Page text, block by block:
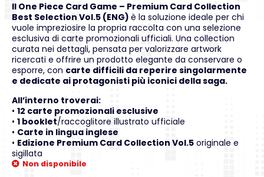
Il One Piece Card Game – Premium Card Collection
Best Selection Vol.5 (ENG) è la soluzione ideale per chi
vuole impreziosire la propria raccolta con una selezione
esclusiva di carte promozionali ufficiali. Una collection
curata nei dettagli, pensata per valorizzare artwork
ricercati e offrire un prodotto elegante da conservare o
esporre, con carte difficili da reperire singolarmente
e dedicate ai protagonisti più iconici della saga.
All’interno troverai:
• 12 carte promozionali esclusive
• 1 booklet/raccoglitore illustrato ufficiale
• Carte in lingua inglese
• Edizione Premium Card Collection Vol.5 originale e
sigillata
Non disponibile